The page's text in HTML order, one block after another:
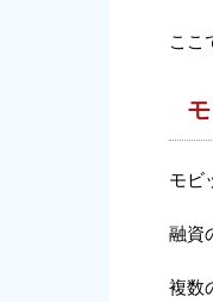
ここ
モビ
融資
複数